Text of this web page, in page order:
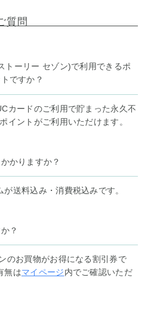
質問
トーリー セゾン)で利用できるポ
ですか？
カードのご利用で貯まった永久不
イントがご利用いただけます。
かりますか？
送料込み・消費税込みです。
？
のお買物がお得になる割引券で
無はマイページ内でご確認いただ